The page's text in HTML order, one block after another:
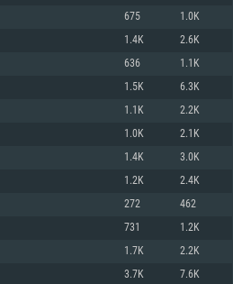
원하는 AMD Radeon 77XX / NVIDIA
: 720p
이언트)
(Intel Xeon 은 지원하지 않습니다)
Iris Pro 5200 (Mac), 혹은 이와 비슷한 성
최소 해상도: 720p
이언트)
신 그래픽 드라이버를 지원하는 NVIDIA
성능을 가지며 최신 그래픽 드라이버를 지
지원 해상도 720p)
이언트)
675 1.0K
1.4K 2.6K
636 1.1K
1.5K 6.3K
1.1K 2.2K
1.0K 2.1K
1.4K 3.0K
1.2K 2.4K
272 462
731 1.2K
1.7K 2.2K
3.7K 7.6K